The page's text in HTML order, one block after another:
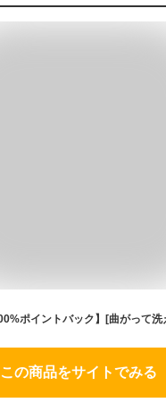
この商品をサイトでみる